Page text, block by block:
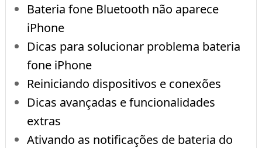
Bateria fone Bluetooth não aparece
iPhone
Dicas para solucionar problema bateria
fone iPhone
Reiniciando dispositivos e conexões
Dicas avançadas e funcionalidades
extras
Ativando as notificações de bateria do